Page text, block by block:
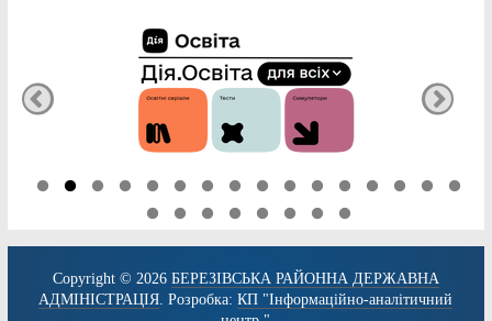
Copyright © 2026 БЕРЕЗІВСЬКА РАЙОННА ДЕРЖАВНА
АДМІНІСТРАЦІЯ. Розробка:КП "Інформаційно-аналітичний